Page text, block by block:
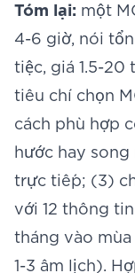
Tóm lại: một
4-6 giờ, nói
tiệc, giá 1.5-20
tiêu chí chọn
cách phù hợp
hước hay
trực tiếp; (3)
với 12 thông
tháng vào mùa
1-3 âm lịch).